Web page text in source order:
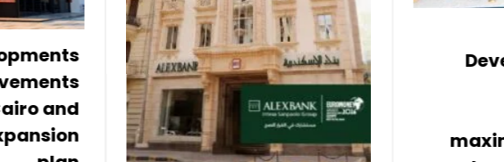
*Roshan Masr
Developments signs
three strategic
partnerships to
maximize investment